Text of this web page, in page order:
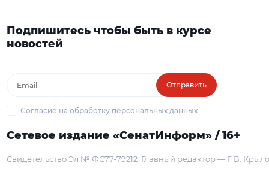
Подпишитесь чтобы быть в курсе
новостей
Отправить
Согласие на обработку персональных данных
Сетевое издание «СенатИнформ» / 16+
Свидетельство Эл № ФС77-79212 Главный редактор — Г. В.